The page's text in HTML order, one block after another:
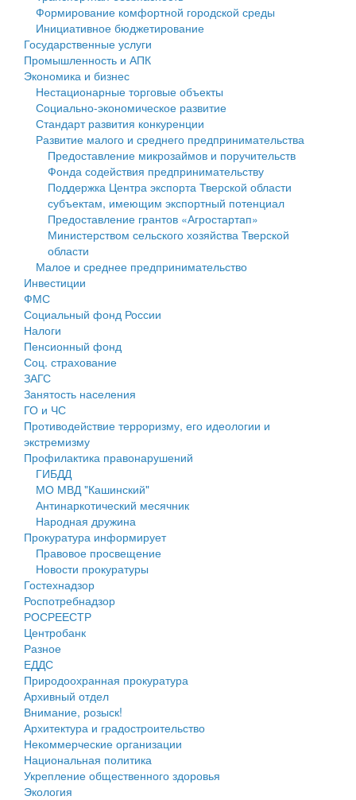
Государственные услуги
Промышленность и АПК
Экономика и бизнес
Символика
Устав
Гостям округа
Туризм
Культура
Образование
Здравоохранение
Социальная защита
Фотоальбом
муниципального округа Тверской области
Администрация Кашинского муниципального округа
Тверской области
Управление сельскими территориями
Открытые данные
Работа с обращениями граждан
Муниципальный контроль
Муниципальные услуги
Проекты административных регламентов
Антимонопольный комплаенс
Противодействие коррупции
Финансовое управление
Бюджет для граждан
Имущество
Выявление правообладателей ранее учтенных
объектов недвижимости
Имущественная поддержка субъектов малого и
среднего предпринимательства
Информационная поддержка субъектов малого и
среднего предпринимательства
Муниципальные программы
Контрольно-счетная палата
Персональные данные
Оценка регулирующего воздействия
Деятельность МУ
Нормативы градостроительного проектирования
Правила землепользования и застройки
Генеральные планы
Проекты планировки территории
Собрание депутатов
Городское поселение
Сельские поселения
Формирование комфортной городской среды
Инициативное бюджетирование
Государственные услуги
Промышленность и АПК
Экономика и бизнес
Нестационарные торговые объекты
Социально-экономическое развитие
Стандарт развития конкуренции
Развитие малого и среднего предпринимательства
Предоставление микрозаймов и поручительств
Фонда содействия предпринимательству
Поддержка Центра экспорта Тверской области
субъектам, имеющим экспортный потенциал
Предоставление грантов «Агростартап»
Министерством сельского хозяйства Тверской
области
Малое и среднее предпринимательство
Инвестиции
ФМС
Социальный фонд России
Налоги
Пенсионный фонд
Соц. страхование
ЗАГС
Занятость населения
ГО и ЧС
Противодействие терроризму, его идеологии и
экстремизму
Профилактика правонарушений
ГИБДД
МО МВД "Кашинский"
Антинаркотический месячник
Народная дружина
Прокуратура информирует
Правовое просвещение
Новости прокуратуры
Гостехнадзор
Роспотребнадзор
РОСРЕЕСТР
Центробанк
Разное
ЕДДС
Природоохранная прокуратура
Архивный отдел
Внимание, розыск!
Архитектура и градостроительство
Некоммерческие организации
Национальная политика
Укрепление общественного здоровья
Экология